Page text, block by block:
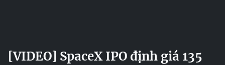
[VIDEO] SpaceX IPO định giá 135